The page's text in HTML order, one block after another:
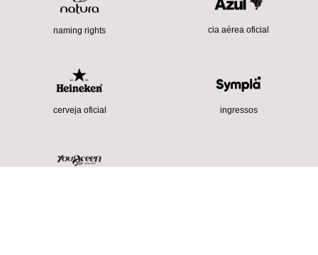
naming rights cia aérea oficial
cerveja oficial ingressos